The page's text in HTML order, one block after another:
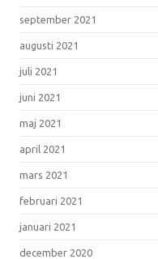
september 2021
augusti 2021
juli 2021
juni 2021
maj 2021
april 2021
mars 2021
februari 2021
januari 2021
december 2020